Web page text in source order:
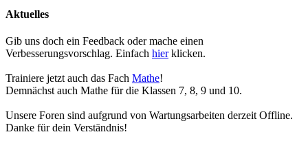
Aktuelles
Gib uns doch ein Feedback oder mache einen
Verbesserungsvorschlag. Einfach hierklicken.
Trainiere jetzt auch das Fach Mathe!
Demnächst auch Mathe für die Klassen 7, 8, 9 und 10.
Unsere Foren sind aufgrund von Wartungsarbeiten derzeit Offline.
Danke für dein Verständnis!